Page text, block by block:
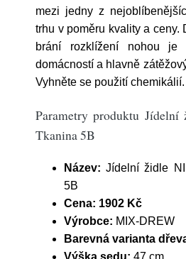
mezi jedny z
trhu v poměru kvality a ceny.
brání rozklížení nohou je
domácností a hlavně
Vyhněte se použití chemikálií.
Parametry produktu
Tkanina 5B
Název: Jídelní židle
5B
Cena: 1902 Kč
Výrobce: MIX-DREW
Barevná varianta
Výška sedu: 47 cm